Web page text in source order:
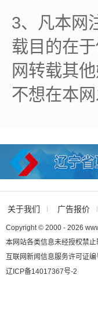
3、凡本网
载目的在
网转载其
不想在本
关于我们 广告报价
Copyright © 2000 - 2026
本网站各类信息未经授权禁
互联网新闻信息服务许可证
辽ICP备14017367号-2